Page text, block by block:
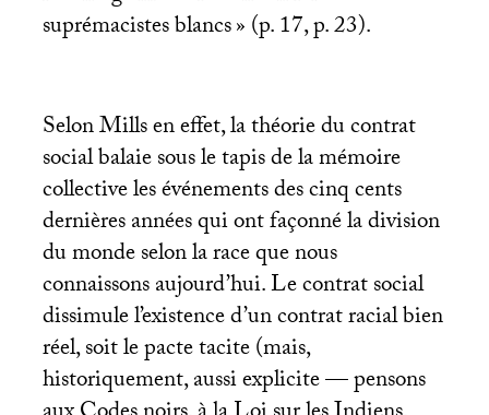
suprémacistes blancs» (p. 17, p. 23).
Selon Mills en effet, la théorie du contrat
social balaie sous le tapis de la mémoire
collective les événements des cinq cents
dernières années qui ont façonné la division
du monde selon la race que nous
connaissons aujourd’hui. Le contrat social
dissimule l’existence d’un contrat racial bien
réel, soit le pacte tacite (mais,
historiquement, aussi explicite — pensons